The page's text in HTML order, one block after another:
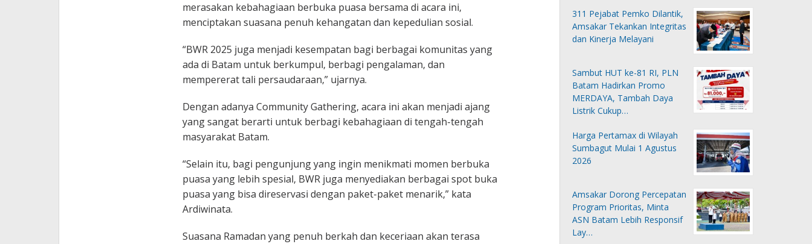
merasakan kebahagiaan berbuka puasa bersama di acara ini,
menciptakan suasana penuh kehangatan dan kepedulian sosial.
“BWR 2025 juga menjadi kesempatan bagi berbagai komunitas yang
ada di Batam untuk berkumpul, berbagi pengalaman, dan
mempererat tali persaudaraan,” ujarnya.
Dengan adanya Community Gathering, acara ini akan menjadi ajang
yang sangat berarti untuk berbagi kebahagiaan di tengah-tengah
masyarakat Batam.
“Selain itu, bagi pengunjung yang ingin menikmati momen berbuka
puasa yang lebih spesial, BWR juga menyediakan berbagai spot buka
puasa yang bisa direservasi dengan paket-paket menarik,” kata
Ardiwinata.
Suasana Ramadan yang penuh berkah dan keceriaan akan terasa
311 Pejabat Pemko Dilantik,
Amsakar Tekankan Integritas
dan Kinerja Melayani
Sambut HUT ke-81 RI, PLN
Batam Hadirkan Promo
MERDAYA, Tambah Daya
Listrik Cukup…
Harga Pertamax di Wilayah
Sumbagut Mulai 1 Agustus
2026
Amsakar Dorong Percepatan
Program Prioritas, Minta
ASN Batam Lebih Responsif
Lay…